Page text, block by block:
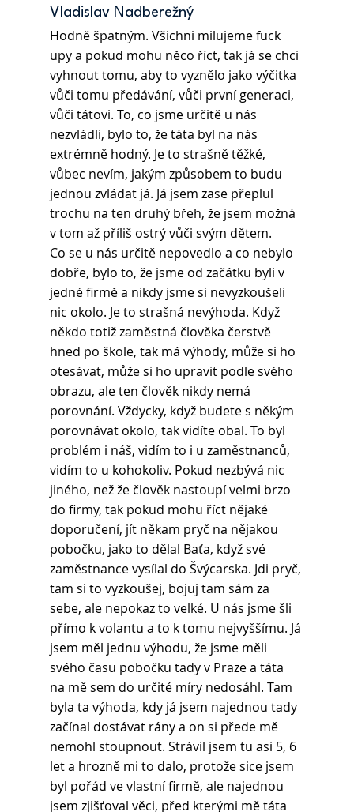
Vladislav Nadberežný
Hodně špatným. Všichni milujeme fuck
upy a pokud mohu něco říct, tak já se chci
vyhnout tomu, aby to vyznělo jako výčitka
vůči tomu předávání, vůči první generaci,
vůči tátovi. To, co jsme určitě u nás
nezvládli, bylo to, že táta byl na nás
extrémně hodný. Je to strašně těžké,
vůbec nevím, jakým způsobem to budu
jednou zvládat já. Já jsem zase přeplul
trochu na ten druhý břeh, že jsem možná
v tom až příliš ostrý vůči svým dětem.
Co se u nás určitě nepovedlo a co nebylo
dobře, bylo to, že jsme od začátku byli v
jedné firmě a nikdy jsme si nevyzkoušeli
nic okolo. Je to strašná nevýhoda. Když
někdo totiž zaměstná člověka čerstvě
hned po škole, tak má výhody, může si ho
otesávat, může si ho upravit podle svého
obrazu, ale ten člověk nikdy nemá
porovnání. Vždycky, když budete s někým
porovnávat okolo, tak vidíte obal. To byl
problém i náš, vidím to i u zaměstnanců,
vidím to u kohokoliv. Pokud nezbývá nic
jiného, než že člověk nastoupí velmi brzo
do firmy, tak pokud mohu říct nějaké
doporučení, jít někam pryč na nějakou
pobočku, jako to dělal Baťa, když své
zaměstnance vysílal do Švýcarska. Jdi pryč,
tam si to vyzkoušej, bojuj tam sám za
sebe, ale nepokaz to velké. U nás jsme šli
přímo k volantu a to k tomu nejvyššímu. Já
jsem měl jednu výhodu, že jsme měli
svého času pobočku tady v Praze a táta
na mě sem do určité míry nedosáhl. Tam
byla ta výhoda, kdy já jsem najednou tady
začínal dostávat rány a on si přede mě
nemohl stoupnout. Strávil jsem tu asi 5, 6
let a hrozně mi to dalo, protože sice jsem
byl pořád ve vlastní firmě, ale najednou
jsem zjišťoval věci, před kterými mě táta